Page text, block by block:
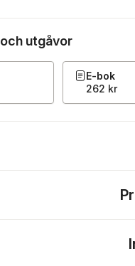
utgåvor
E-bok
262 kr